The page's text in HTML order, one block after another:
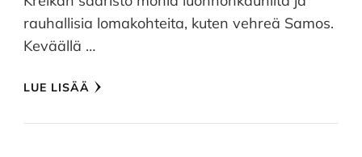
rauhallisia lomakohteita, kuten vehreä Samos.
Keväällä …
LUE LISÄÄ